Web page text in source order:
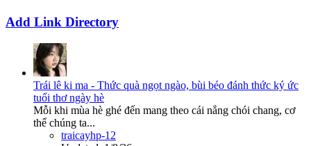
Add Link Directory
Trái lê ki ma - Thức quà ngọt ngào, bùi béo đánh thức ký ức
tuổi thơ ngày hè
Mỗi khi mùa hè ghé đến mang theo cái nắng chói chang, cơ
thể chúng ta...
traicayhp-12